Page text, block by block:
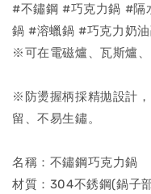
#不鏽鋼 #巧克力鍋 #隔
鍋 #溶蠟鍋 #巧克力奶
※可在電磁爐、瓦斯爐、
※防燙握柄採精拋設計
留、不易生鏽。
名稱：不鏽鋼巧克力鍋
材質：304不銹鋼(鍋子